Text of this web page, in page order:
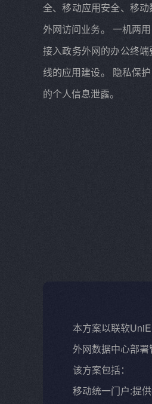
全、移动应用安全、移
外网访问业务。 一机两
接入政务外网的办公终
线的应用建设。 隐私保
的个人信息泄露。
本方案以联软
外网数据中心部署
该方案包括：
移动统一门户:提